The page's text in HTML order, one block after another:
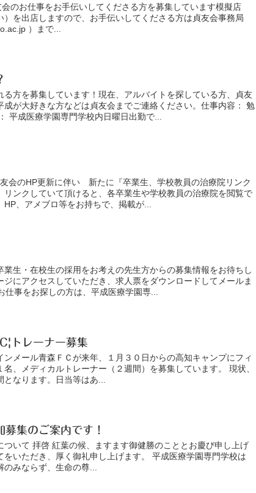
のお仕事をお手伝いしてくださる方を募集しています模擬店
）を出店しますので、お手伝いしてくださる方は貞友会事務局
）まで...
る方を募集しています！現在、アルバイトを探している方、貞友
成が大好きな方などは貞友会までご連絡ください。仕事内容： 勉
平成医療学園専門学校内日曜日出勤で...
会のHP更新に伴い 新たに『卒業生、学校教員の治療院リンク
リンクしていて頂けると、各卒業生や学校教員の治療院を閲覧で
、アメブロ等をお持ちで、掲載が...
生・在校生の採用をお考えの先生方からの募集情報をお待ちし
にアクセスしていただき、求人票をダウンロードしてメールま
事をお探しの方は、平成医療学園専...
トレーナー募集
メール青森ＦＣが来年、１月３０日からの高知キャンプにフィ
、メディカルトレーナー（２週間）を募集しています。 現状、
なります。日当等はあ...
集のご案内です！
ついて 拝啓 紅葉の候、ますます御健勝のこととお慶び申し上げ
をいただき、厚く御礼申し上げます。 平成医療学園専門学校は
のみならず、生命の尊...